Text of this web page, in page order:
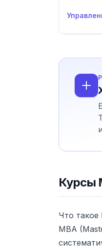
Курсы
Что такое
MBA